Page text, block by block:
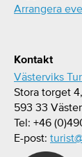
Arrangera
Kontakt
Västerviks
Stora torget
593 33
Tel: +46
E-post: